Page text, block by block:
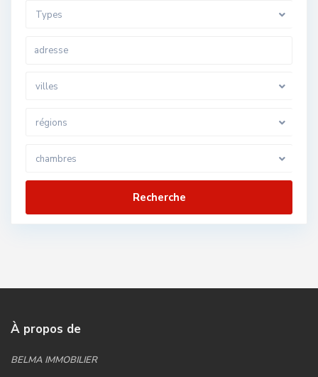
Types
villes
régions
chambres
Recherche
À propos de
BELMA IMMOBILIER